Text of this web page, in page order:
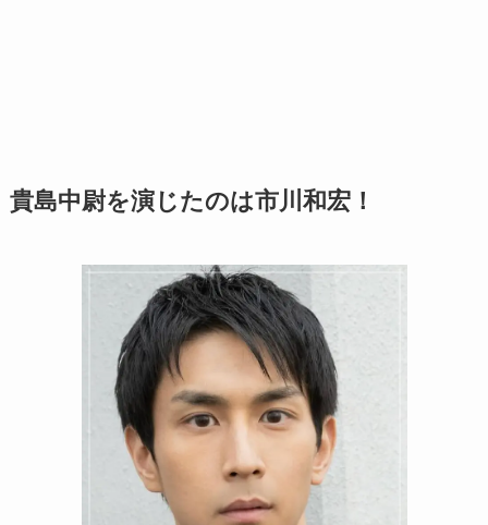
貴島中尉を演じたのは市川和宏！